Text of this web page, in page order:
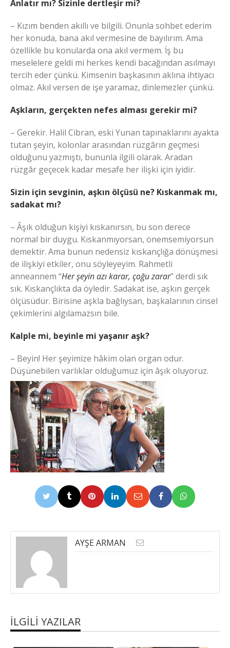
Anlatır mı? Sizinle dertleşir mi?
– Kızım benden akıllı ve bilgili. Onunla sohbet ederim
her konuda, bana akıl vermesine de bayılırım. Ama
özellikle bu konularda ona akıl vermem. İş bu
meselelere geldi mi herkes kendi bacağından asılmayı
tercih eder çünkü. Kimsenin başkasının aklına ihtiyacı
olmaz. Akıl versen de işe yaramaz, dinlemezler çünkü.
Aşkların, gerçekten nefes alması gerekir mi?
– Gerekir. Halil Cibran, eski Yunan tapınaklarını ayakta
tutan şeyin, kolonlar arasından rüzgârın geçmesi
olduğunu yazmıştı, bununla ilgili olarak. Aradan
rüzgâr geçecek kadar mesafe her ilişki için iyidir.
Sizin için sevginin, aşkın ölçüsü ne? Kıskanmak mı,
sadakat mı?
– Âşık olduğun kişiyi kıskanırsın, bu son derece
normal bir duygu. Kıskanmıyorsan, önemsemiyorsun
demektir. Ama bunun nedensiz kıskançlığa dönüşmesi
de ilişkiyi etkiler, onu söyleyeyim. Rahmetli
anneannem “Her şeyin azı karar, çoğu zarar” derdi sık
sık. Kıskançlıkta da öyledir. Sadakat ise, aşkın gerçek
ölçüsüdür. Birisine aşkla bağlıysan, başkalarının cinsel
çekimlerini algılamazsın bile.
Kalple mi, beyinle mi yaşanır aşk?
– Beyin! Her şeyimize hâkim olan organ odur.
Düşünebilen varlıklar olduğumuz için âşık oluyoruz.
AYŞE ARMAN
İLGILI YAZILAR